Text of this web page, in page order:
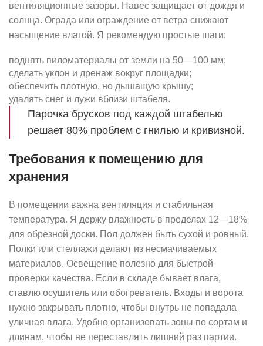
вентиляционные зазоры. Навес защищает от дождя и
солнца. Ограда или ограждение от ветра снижают
насыщение влагой. Я рекомендую простые шаги:
поднять пиломатериалы от земли на 50—100 мм;
сделать уклон и дренаж вокруг площадки;
обеспечить плотную, но дышащую крышу;
удалять снег и лужи вблизи штабеля.
Парочка брусков под каждой штабелью
решает 80% проблем с гнилью и кривизной.
Требования к помещению для
хранения
В помещении важна вентиляция и стабильная
температура. Я держу влажность в пределах 12—18%
для обрезной доски. Пол должен быть сухой и ровный.
Полки или стеллажи делают из несмачиваемых
материалов. Освещение полезно для быстрой
проверки качества. Если в складе бывает влага,
ставлю осушитель или обогреватель. Входы и ворота
нужно закрывать плотно, чтобы внутрь не попадала
уличная влага. Удобно организовать зоны по сортам и
длинам, чтобы не переставлять лишний раз партии.